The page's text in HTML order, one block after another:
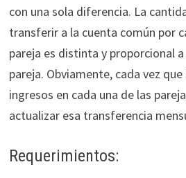
con una sola diferencia. La
transferir a la cuenta común por
pareja es distinta y proporcional
pareja. Obviamente, cada vez
ingresos en cada una de las
actualizar esa transferencia
Requerimientos: